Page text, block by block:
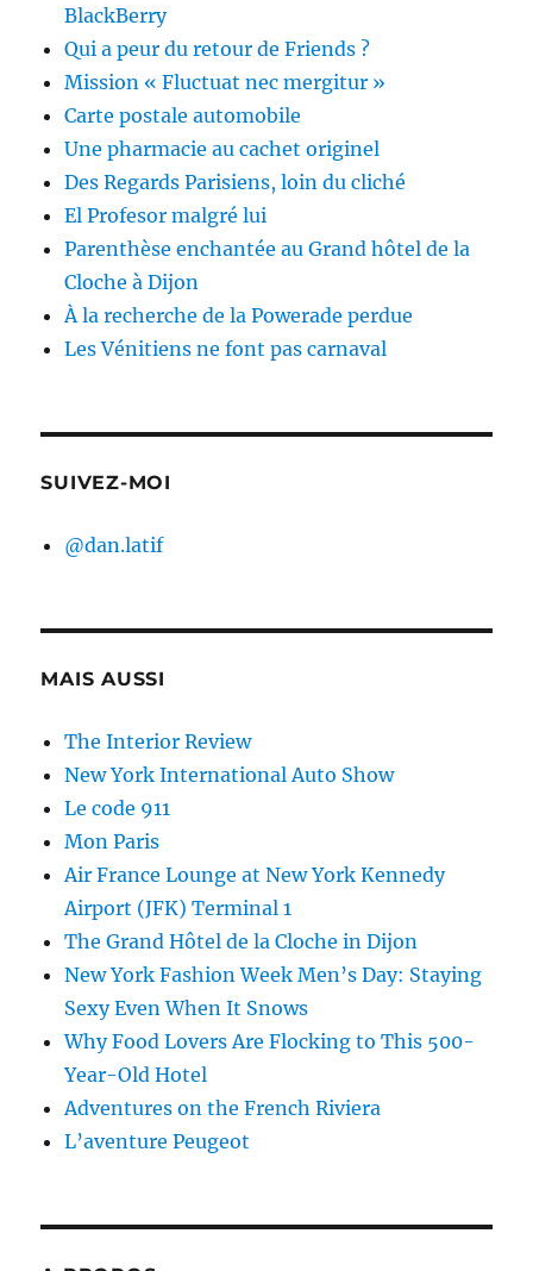
BlackBerry
Qui a peur du retour de Friends ?
Mission « Fluctuat nec mergitur »
Carte postale automobile
Une pharmacie au cachet originel
Des Regards Parisiens, loin du cliché
El Profesor malgré lui
Parenthèse enchantée au Grand hôtel de la
Cloche à Dijon
À la recherche de la Powerade perdue
Les Vénitiens ne font pas carnaval
SUIVEZ-MOI
@dan.latif
MAIS AUSSI
The Interior Review
New York International Auto Show
Le code 911
Mon Paris
Air France Lounge at New York Kennedy
Airport (JFK) Terminal 1
The Grand Hôtel de la Cloche in Dijon
New York Fashion Week Men’s Day: Staying
Sexy Even When It Snows
Why Food Lovers Are Flocking to This 500-
Year-Old Hotel
Adventures on the French Riviera
L’aventure Peugeot